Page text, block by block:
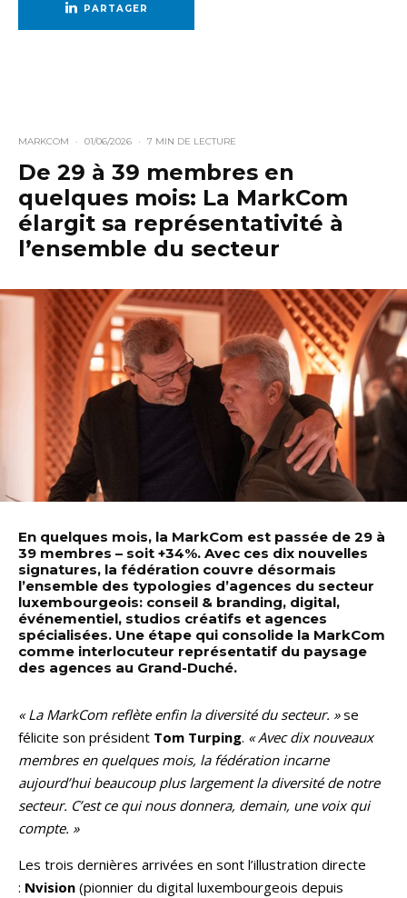
PARTAGER
MARKCOM · 01/06/2026 · 7 MIN DE LECTURE
De 29 à 39 membres en
quelques mois: La MarkCom
élargit sa représentativité à
l’ensemble du secteur
En quelques mois, la MarkCom est passée de 29 à
39 membres – soit +34%. Avec ces dix nouvelles
signatures, la fédération couvre désormais
l’ensemble des typologies d’agences du secteur
luxembourgeois: conseil & branding, digital,
événementiel, studios créatifs et agences
spécialisées. Une étape qui consolide la MarkCom
comme interlocuteur représentatif du paysage
des agences au Grand-Duché.
« La MarkCom reflète enfin la diversité du secteur. »se
félicite son président Tom Turping. « Avec dix nouveaux
membres en quelques mois, la fédération incarne
aujourd’hui beaucoup plus largement la diversité de notre
secteur. C’est ce qui nous donnera, demain, une voix qui
compte. »
Les trois dernières arrivées en sont l’illustration directe
: Nvision (pionnier du digital luxembourgeois depuis